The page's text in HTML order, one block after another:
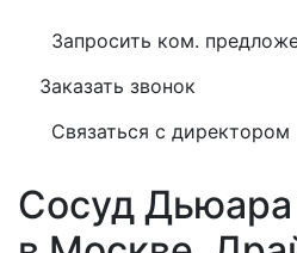
Запросить ком.
Заказать звонок
Связаться с директором
Сосуд